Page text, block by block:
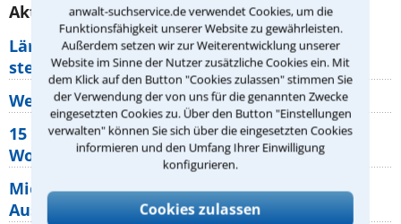
anwalt-suchservice.de verwendet Cookies, um die
Funktionsfähigkeit unserer Website zu gewährleisten.
Außerdem setzen wir zur Weiterentwicklung unserer
Website im Sinne der Nutzer zusätzliche Cookies ein. Mit
dem Klick auf den Button "Cookies zulassen" stimmen Sie
der Verwendung der von uns für die genannten Zwecke
eingesetzten Cookies zu. Über den Button "Einstellungen
verwalten" können Sie sich über die eingesetzten Cookies
informieren und den Umfang Ihrer Einwilligung
konfigurieren.
Cookies zulassen
Aktuelle Rechtstipps unserer Redaktion
Lärm von den Nachbarn: Welche Rechte
stehen mir zu?
Wer muss Zweitwohnungssteuer zahlen?
15 elementare Rechte, die jeder
Wohnungseigentümer kennen sollte
Mietpreisbremse 2026: Alle Regeln,
Ausnahmen und Rechte für Mieter